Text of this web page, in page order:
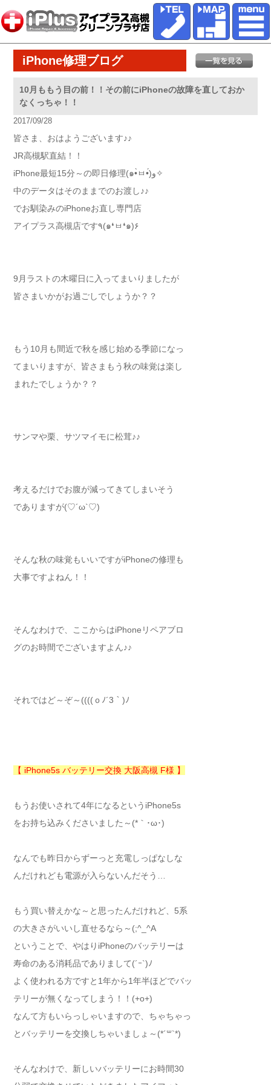
iPhone修理ブログ
10月ももう目の前！！その前にiPhoneの故障を直しておか
なくっちゃ！！
2017/09/28
皆さま、おはようございます♪♪
JR高槻駅直結！！
iPhone最短15分～の即日修理(๑•̀ㅂ•́)و✧
中のデータはそのままでのお渡し♪♪
でお馴染みのiPhoneお直し専門店
アイプラス高槻店です٩(๑❛ㅂ❛๑)۶
9月ラストの木曜日に入ってまいりましたが
皆さまいかがお過ごしでしょうか？？
もう10月も間近で秋を感じ始める季節になっ
てまいりますが、皆さまもう秋の味覚は楽し
まれたでしょうか？？
サンマや栗、サツマイモに松茸♪♪
考えるだけでお腹が減ってきてしまいそう
でありますが(♡´ω`♡)
そんな秋の味覚もいいですがiPhoneの修理も
大事ですよねん！！
そんなわけで、ここからはiPhoneリペアブロ
グのお時間でございますよん♪♪
それではど～ぞ～((((ｏﾉ´3｀)ﾉ
【 iPhone5s バッテリー交換 大阪高槻 F様 】
もうお使いされて4年になるというiPhone5s
をお持ち込みくださいました～(*｀･ω･)ゞ
なんでも昨日からずーっと充電しっぱなしな
んだけれども電源が入らないんだそう…
もう買い替えかな～と思ったんだけれど、5系
の大きさがいいし直せるなら～(;^_^A
ということで、やはりiPhoneのバッテリーは
寿命のある消耗品でありまして(´ｰ`)ﾉ
よく使われる方ですと1年から1年半ほどでバッ
テリーが無くなってしまう！！(+o+)
なんて方もいらっしゃいますので、ちゃちゃっ
とバッテリーを交換しちゃいましょ～(*´꒳`*)
そんなわけで、新しいバッテリーにお時間30